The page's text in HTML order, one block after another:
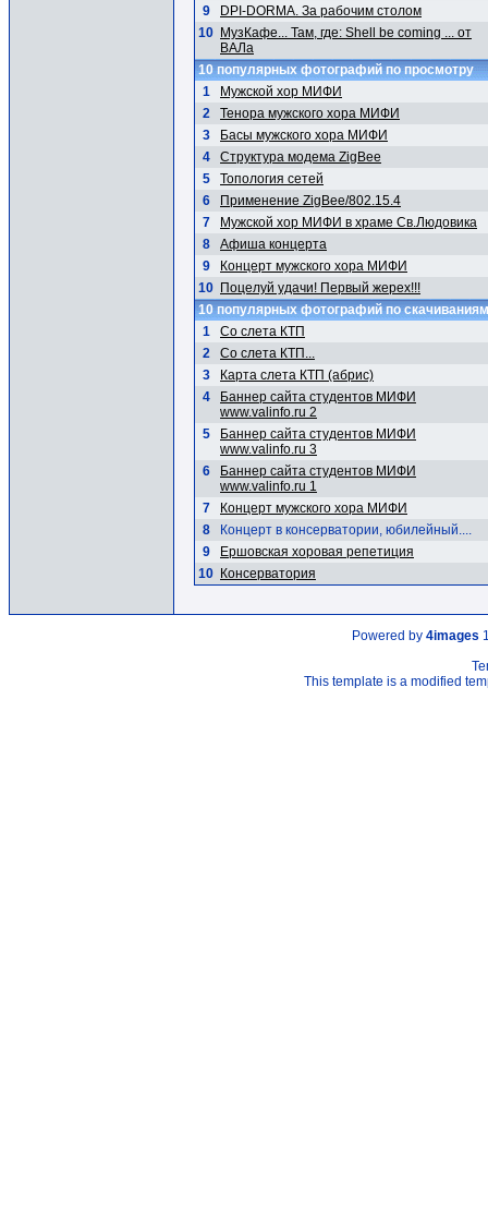
9
DPI-DORMA. За рабочим столом
10 МузКафе... Там, где: Shell be coming ... от
ВАЛа
10 популярных фотографий по просмотру
1
Мужской хор МИФИ
2
Тенора мужского хора МИФИ
3
Басы мужского хора МИФИ
4
Структура модема ZigBee
5
Топология сетей
6
Применение ZigBee/802.15.4
7
Мужской хор МИФИ в храме Св.Людовика
8
Афиша концерта
9
Концерт мужского хора МИФИ
10 Поцелуй удачи! Первый жерех!!!
10 популярных фотографий по скачиваниям
1
Со слета КТП
2
Со слета КТП...
3
Карта слета КТП (абрис)
4
Баннер сайта студентов МИФИ
www.valinfo.ru 2
5
Баннер сайта студентов МИФИ
www.valinfo.ru 3
6
Баннер сайта студентов МИФИ
www.valinfo.ru 1
7
Концерт мужского хора МИФИ
8
Концерт в консерватории, юбилейный....
9
Ершовская хоровая репетиция
10 Консерватория
Powered by 4images
This template is a modified